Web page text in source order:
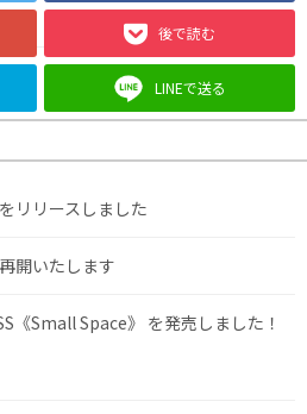
後で読む
LINEで送る
リリースしました
開いたします
《Small Space》 を発売しました！